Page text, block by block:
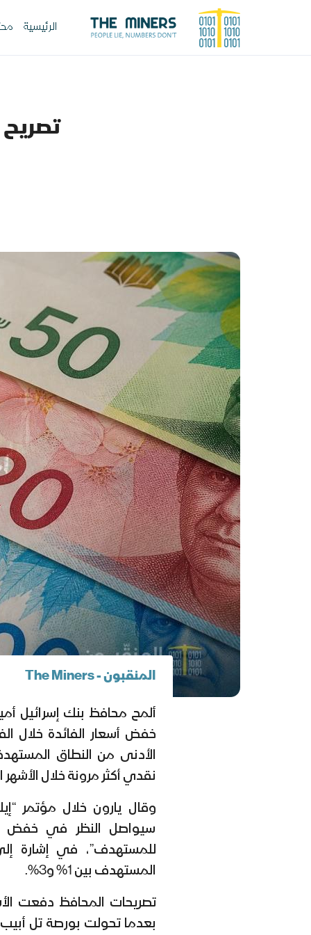
الرئيسية
المنقبون - The Miners
ألمح محافظ بنك إسرائيل
خفض أسعار الفائدة خلال
الأدنى من النطاق
نقدي أكثر مرونة خلال الأشهر
وقال يارون خلال مؤتمر
سيواصل النظر في خفض
المستهدف بين 1% و3%.
تصريحات المحافظ دفعت